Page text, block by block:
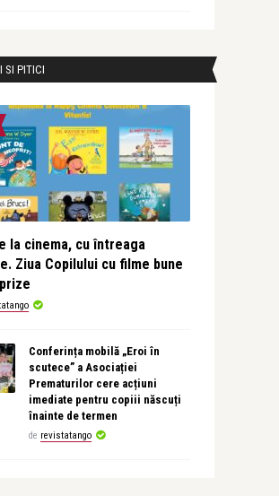
SI PITICI
la cinema, cu întreaga
Ziua Copilului cu filme bune
Conferința mobilă „Eroi în
scutece” a Asociației
Prematurilor cere acțiuni
imediate pentru copiii născuți
înainte de termen
de revistatango